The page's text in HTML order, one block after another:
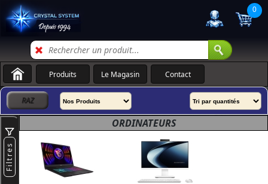
0
Produits Le Magasin Contact
Filtres
ORDINATEURS